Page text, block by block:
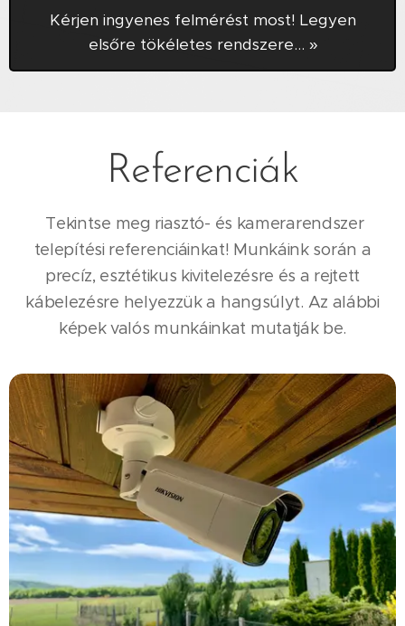
Kérjen ingyenes felmérést most! Legyen
elsőre tökéletes rendszere... »
Referenciák
Tekintse meg riasztó- és kamerarendszer
telepítési referenciáinkat! Munkáink során a
precíz, esztétikus kivitelezésre és a rejtett
kábelezésre helyezzük a hangsúlyt. Az alábbi
képek valós munkáinkat mutatják be.